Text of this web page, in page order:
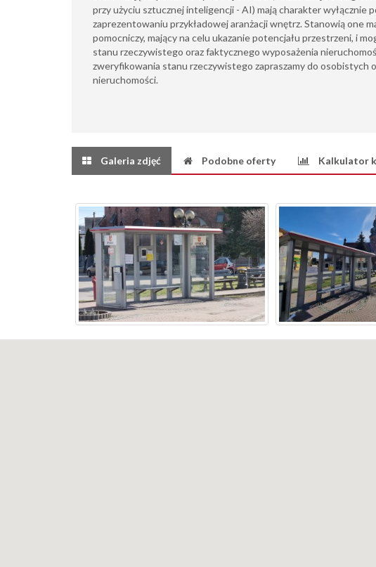
przy użyciu sztucznej inteligencji - AI) mają charakter wyłącznie
zaprezentowaniu przykładowej aranżacji wnętrz. Stanowią one
pomocniczy, mający na celu ukazanie potencjału przestrzeni, i
stanu rzeczywistego oraz faktycznego wyposażenia
zweryfikowania stanu rzeczywistego zapraszamy do osobistych
nieruchomości.
Galeria zdjęć Podobne oferty Kalkulator